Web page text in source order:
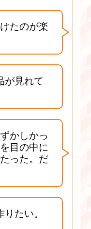
たのが楽
が見れて
かしかっ
目の中に
った。だ
たい。